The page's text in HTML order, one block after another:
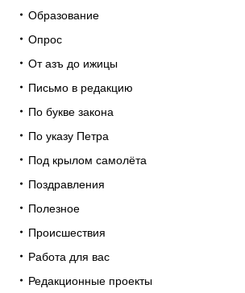
Образование
Опрос
От азъ до ижицы
Письмо в редакцию
По букве закона
По указу Петра
Под крылом самолёта
Поздравления
Полезное
Происшествия
Работа для вас
Редакционные проекты